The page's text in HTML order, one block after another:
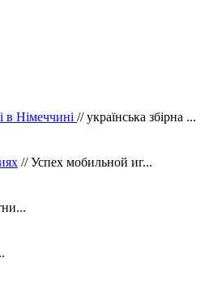
в Німеччині // українська збірна ...
// Успех мобильной иг...